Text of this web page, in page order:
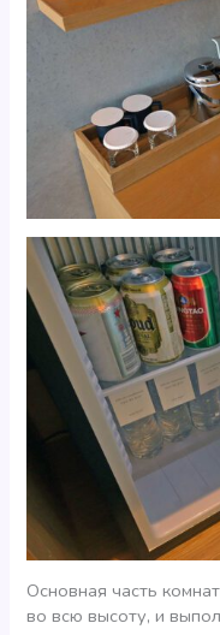
Основная часть
во всю высоту, и